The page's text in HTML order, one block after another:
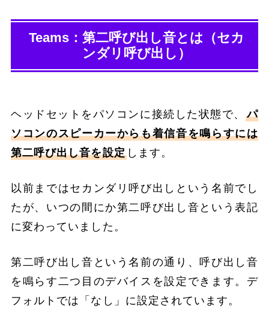
Teams：第二呼び出し音とは（セカ
ンダリ呼び出し）
ヘッドセットをパソコンに接続した状態で、 パ
ソコンのスピーカーからも着信音を鳴らすには
第二呼び出し音を設定します。
以前まではセカンダリ呼び出しという名前でし
たが、いつの間にか第二呼び出し音という表記
に変わっていました。
第二呼び出し音という名前の通り、呼び出し音
を鳴らす二つ目のデバイスを設定できます。デ
フォルトでは「なし」に設定されています。